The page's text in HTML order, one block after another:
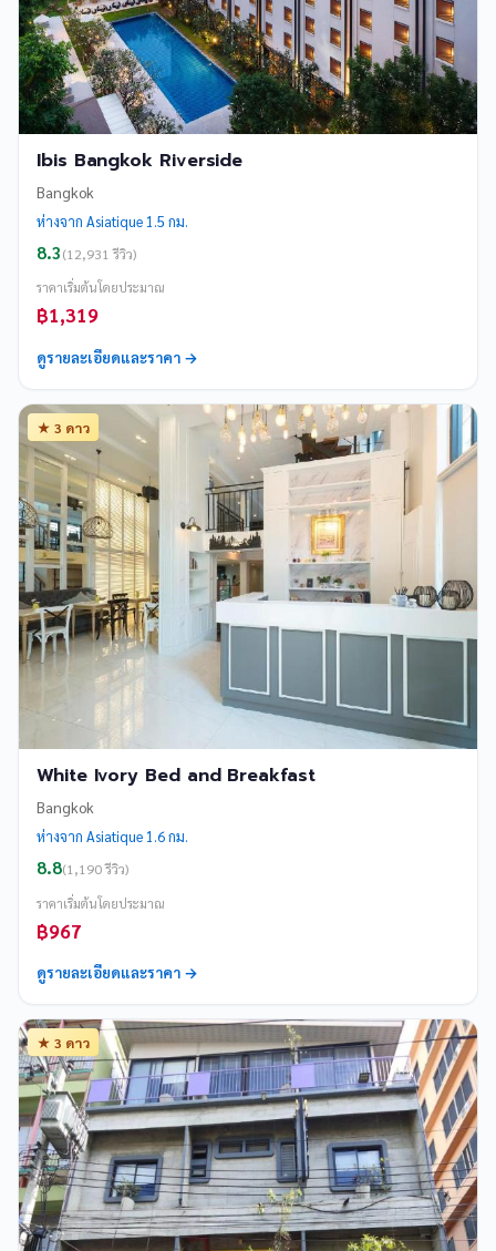
Ibis Bangkok Riverside
Bangkok
ห่างจาก Asiatique 1.5 กม.
8.3(12,931 รีวิว)
ราคาเริ่มต้นโดยประมาณ
฿1,319
ดูรายละเอียดและราคา →
★ 3 ดาว
White Ivory Bed and Breakfast
Bangkok
ห่างจาก Asiatique 1.6 กม.
8.8(1,190 รีวิว)
ราคาเริ่มต้นโดยประมาณ
฿967
ดูรายละเอียดและราคา →
★ 3 ดาว